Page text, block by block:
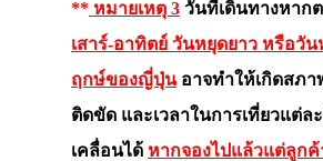
** หมายเหตุ 3 วันที่เดินทางหาก
เสาร์-อาทิตย์ วันหยุดยาว หรือวั
ฤกษ์ของญี่ปุ่น อาจทำให้เกิดสภา
ติดขัด และเวลาในการเที่ยวแต่ล
เคลื่อนได้ หากจองไปแล้วแต่ลูก